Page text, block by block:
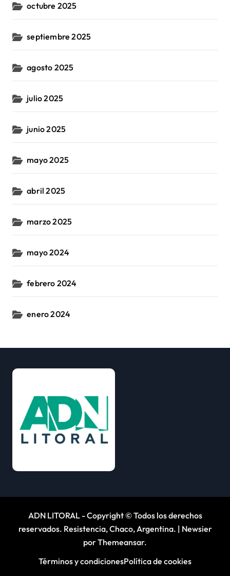
octubre 2025
septiembre 2025
agosto 2025
julio 2025
junio 2025
mayo 2025
abril 2025
marzo 2025
mayo 2024
febrero 2024
enero 2024
ADN LITORAL - Copyright © Todos los derechos
reservados. Resistencia, Chaco, Argentina. | Newsier
porThemeansar.
Términos y condicionesPolítica de cookies